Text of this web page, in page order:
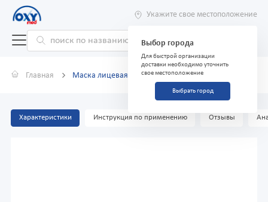
Укажите свое местоположение
Выбор города
Для быстрой организации
доставки необходимо уточнить
свое местоположение
Выбрать город
Главная Маска лицевая Clinic Clean, №25 (розовый)
Характеристики Инструкция по применению Отзывы